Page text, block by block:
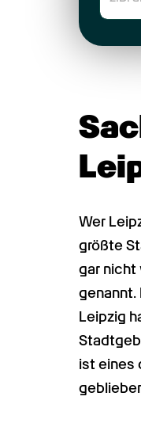
Wer
größte
gar nicht
genannt.
Leipzig
ist eines